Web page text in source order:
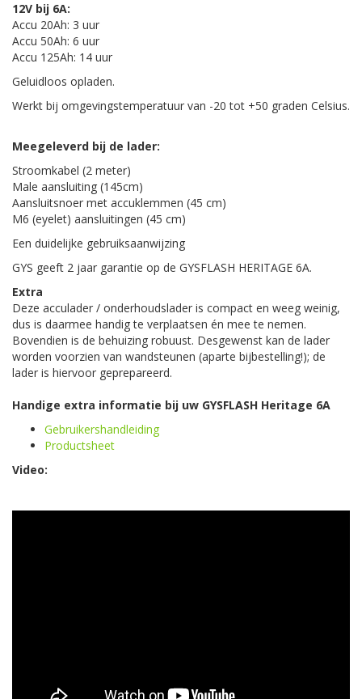
12V bij 6A:
Accu 20Ah: 3 uur
Accu 50Ah: 6 uur
Accu 125Ah: 14 uur
Geluidloos opladen.
Werkt bij omgevingstemperatuur van -20 tot +50 graden Celsius.
Meegeleverd bij de lader:
Stroomkabel (2 meter)
Male aansluiting (145cm)
Aansluitsnoer met accuklemmen (45 cm)
M6 (eyelet) aansluitingen (45 cm)
Een duidelijke gebruiksaanwijzing
GYS geeft 2 jaar garantie op de GYSFLASH HERITAGE 6A.
Extra
Deze acculader / onderhoudslader is compact en weeg weinig,
dus is daarmee handig te verplaatsen én mee te nemen.
Bovendien is de behuizing robuust. Desgewenst kan de lader
worden voorzien van wandsteunen (aparte bijbestelling!); de
lader is hiervoor geprepareerd.
Handige extra informatie bij uw GYSFLASH Heritage 6A
Gebruikershandleiding
Productsheet
Video: